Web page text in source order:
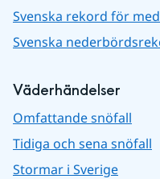
Svenska rekord för
Svenska
Väderhändelser
Omfattande snöfall
Tidiga och sena snöfall
Stormar i Sverige